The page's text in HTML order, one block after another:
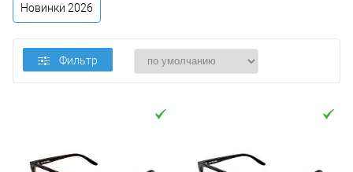
Новинки 2026
ЦенаФильтр